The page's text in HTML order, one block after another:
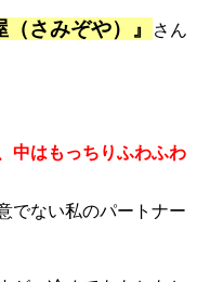
（さみぞや）』 さん
中はもっちりふわふわ
でない私のパートナー